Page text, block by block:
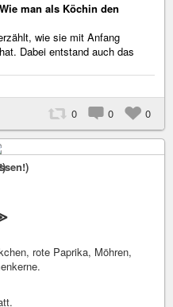
man als Köchin den
wie sie mit Anfang
Dabei entstand auch das
0 0 0
rote Paprika, Möhren,